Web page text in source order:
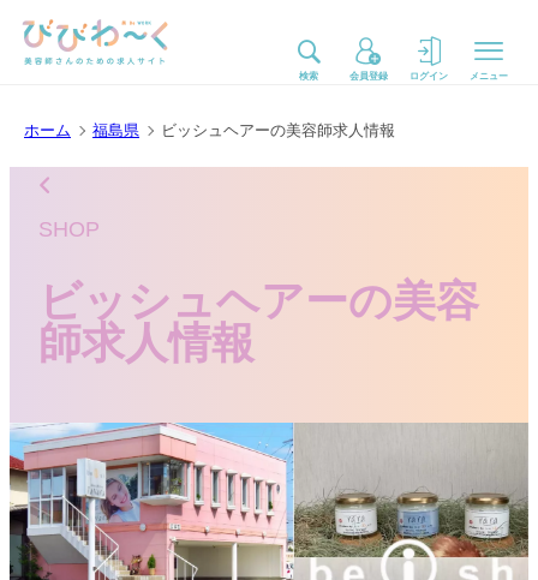
ホーム 福島県 ビッシュヘアーの美容師求人情報
SHOP
ビッシュヘアーの美容
師求人情報
検索 会員登録 ログイン メニュー